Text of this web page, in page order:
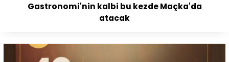
Gastronomi'nin kalbi bu kezde Maçka'da
atacak